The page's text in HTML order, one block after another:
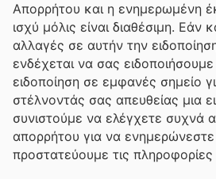
Απορρήτου και η ενημερωμένη
ισχύ μόλις είναι διαθέσιμη. Εάν
αλλαγές σε αυτήν την
ενδέχεται να σας
ειδοποίηση σε εμφανές σημείο
στέλνοντάς σας απευθείας μια
συνιστούμε να ελέγχετε συχνά
απορρήτου για να
προστατεύουμε τις